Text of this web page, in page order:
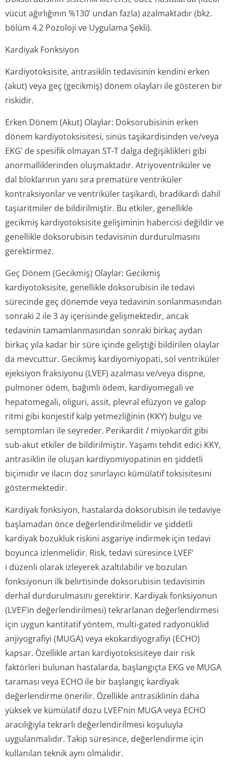
vücut ağırlığının %130’ undan fazla) azalmaktadır (bkz.
bölüm 4.2 Pozoloji ve Uygulama Şekli).
Kardiyak Fonksiyon
Kardiyotoksisite, antrasiklin tedavisinin kendini erken
(akut) veya geç (gecikmiş) dönem olayları ile gösteren bir
riskidir.
Erken Dönem (Akut) Olaylar: Doksorubisinin erken
dönem kardiyotoksisitesi, sinüs taşikardisinden ve/veya
EKG’ de spesifik olmayan ST-T dalga değişiklikleri gibi
anormalliklerinden oluşmaktadır. Atriyoventriküler ve
dal bloklarının yanı sıra prematüre ventriküler
kontraksiyonlar ve ventriküler taşikardi, bradikardi dahil
taşiaritmiler de bildirilmiştir. Bu etkiler, genellikle
gecikmiş kardiyotoksisite gelişiminin habercisi değildir ve
genellikle doksorubisin tedavisinin durdurulmasını
gerektirmez.
Geç Dönem (Gecikmiş) Olaylar: Gecikmiş
kardiyotoksisite, genellikle doksorubisin ile tedavi
sürecinde geç dönemde veya tedavinin sonlanmasından
sonraki 2 ile 3 ay içerisinde gelişmektedir, ancak
tedavinin tamamlanmasından sonraki birkaç aydan
birkaç yıla kadar bir süre içinde geliştiği bildirilen olaylar
da mevcuttur. Gecikmiş kardiyomiyopati, sol ventriküler
ejeksiyon fraksiyonu (LVEF) azalması ve/veya dispne,
pulmoner ödem, bağımlı ödem, kardiyomegali ve
hepatomegali, oliguri, assit, plevral efüzyon ve galop
ritmi gibi konjestif kalp yetmezliğinin (KKY) bulgu ve
semptomları ile seyreder. Perikardit / miyokardit gibi
sub-akut etkiler de bildirilmiştir. Yaşamı tehdit edici KKY,
antrasiklin ile oluşan kardiyomiyopatinin en şiddetli
biçimidir ve ilacın doz sınırlayıcı kümülatif toksisitesini
göstermektedir.
Kardiyak fonksiyon, hastalarda doksorubisin ile tedaviye
başlamadan önce değerlendiril­melidir ve şiddetli
kardiyak bozukluk riskini asgariye indirmek için tedavi
boyunca izlenmelidir. Risk, tedavi süresince LVEF’
i düzenli olarak izleyerek azaltılabilir ve bozulan
fonksiyonun ilk belirtisinde doksorubisin tedavisinin
derhal durdurulmasını gerektirir. Kardiyak fonksiyonun
(LVEF’in değerlendirilmesi) tekrarlanan değerlendirmesi
için uygun kantitatif yöntem, multi-gated radyonüklid
anjiyografiyi (MUGA) veya ekokardiyografiyi (ECHO)
kapsar. Özellikle artan kardiyotoksisiteye dair risk
faktörleri bulunan hastalarda, başlangıçta EKG ve MUGA
taraması veya ECHO ile bir başlangıç kardiyak
değerlendirme önerilir. Özellikle antrasiklinin daha
yüksek ve kümülatif dozu LVEF’nin MUGA veya ECHO
aracılığıyla tekrarlı değerlendirilmesi koşuluyla
uygulanmalıdır. Takip süresince, değerlendirme için
kullanılan teknik aynı olmalıdır.